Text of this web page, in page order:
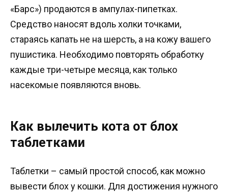
«Барс») продаются в ампулах-пипетках.
Средство наносят вдоль холки точками,
стараясь капать не на шерсть, а на кожу вашего
пушистика. Необходимо повторять обработку
каждые три-четыре месяца, как только
насекомые появляются вновь.
Как вылечить кота от блох
таблетками
Таблетки – самый простой способ, как можно
вывести блох у кошки. Для достижения нужного